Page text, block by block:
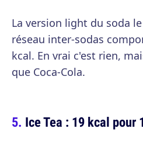
La version light du soda
réseau inter-sodas
kcal. En vrai c'est rien,
que Coca-Cola.
Ice Tea : 19 kcal pour